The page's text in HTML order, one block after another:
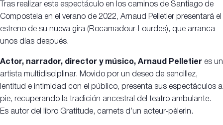
Tras realizar este espectáculo en los caminos de Santiago de
Compostela en el verano de 2022, Arnaud Pelletier presentará el
estreno de su nueva gira (Rocamadour-Lourdes), que arranca
unos días después.
Actor, narrador, director y músico, Arnaud Pelletier es un
artista multidisciplinar. Movido por un deseo de sencillez,
lentitud e intimidad con el público, presenta sus espectáculos a
pie, recuperando la tradición ancestral del teatro ambulante.
Es autor del libro Gratitude, carnets d’un acteur-pèlerin.